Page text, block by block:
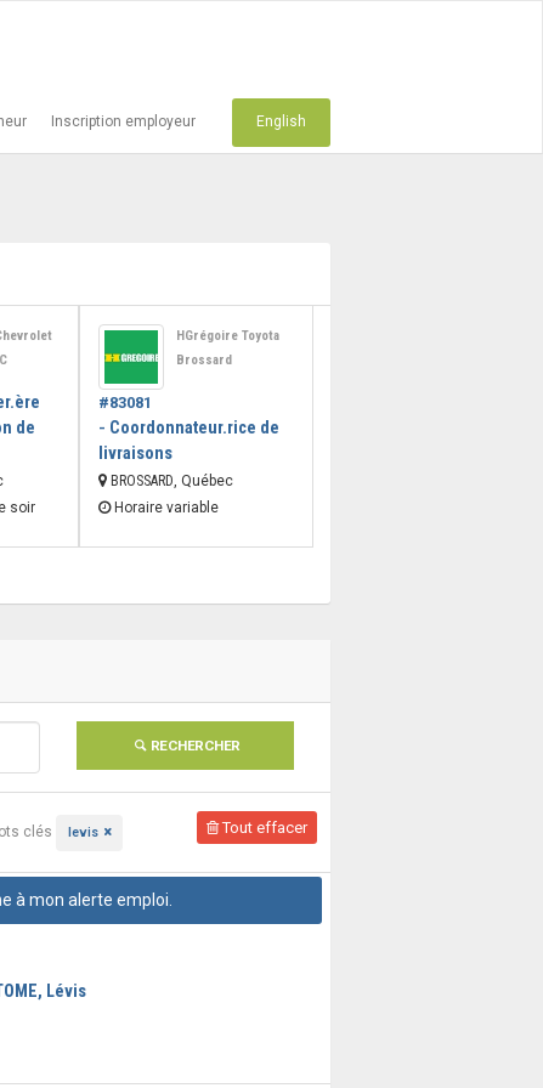
Inscription employeur English
de
soir
HGrégoire Toyota
Brossard
#83081
- Coordonnateur.rice de
livraisons
BROSSARD , Québec
Horaire variable
RECHERCHER
clés levis Tout effacer
à mon alerte emploi.
Lévis